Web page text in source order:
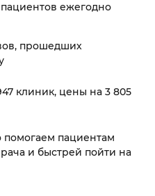
ежегодно
прошедших
клиник, цены на 3 805
помогаем пациентам
и быстрей пойти на